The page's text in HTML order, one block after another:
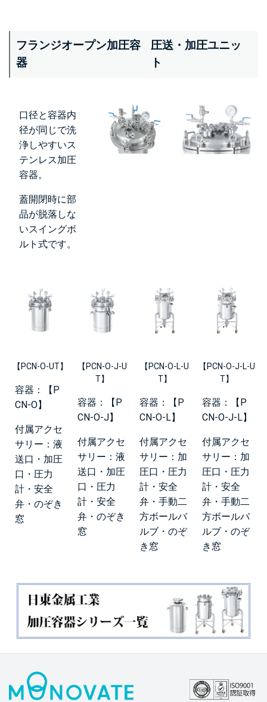
フランジオープン加圧容
器
圧送・加圧ユニッ
ト
口径と容器内
径が同じで洗
浄しやすいス
テンレス加圧
容器。
蓋開閉時に部
品が脱落しな
いスイングボ
ルト式です。
【PCN-O-UT】
容器：【P
CN-O】
付属アクセ
サリー：液
送口・加圧
口・圧力
計・安全
弁・のぞき
窓
【PCN-O-J-U
T】
容器：【P
CN-O-J】
付属アクセ
サリー：液
送口・加圧
口・圧力
計・安全
弁・のぞき
窓
【PCN-O-L-U
T】
容器：【P
CN-O-L】
付属アクセ
サリー：加
圧口・圧力
計・安全
弁・手動二
方ボールバ
ルブ・のぞ
き窓
【PCN-O-J-L-U
T】
容器：【P
CN-O-J-L】
付属アクセ
サリー：加
圧口・圧力
計・安全
弁・手動二
方ボールバ
ルブ・のぞ
き窓